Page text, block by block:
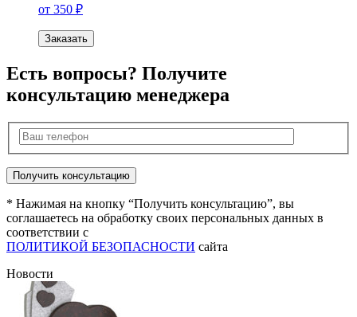
от 350 ₽
Заказать
Есть вопросы? Получите
консультацию менеджера
* Нажимая на кнопку “Получить консультацию”, вы
соглашаетесь на обработку своих персональных данных в
соответствии с
ПОЛИТИКОЙ БЕЗОПАСНОСТИ сайта
Новости